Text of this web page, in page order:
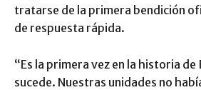
tratarse de la primera bendición
de respuesta rápida.
“Es la primera vez en la historia
sucede. Nuestras unidades no